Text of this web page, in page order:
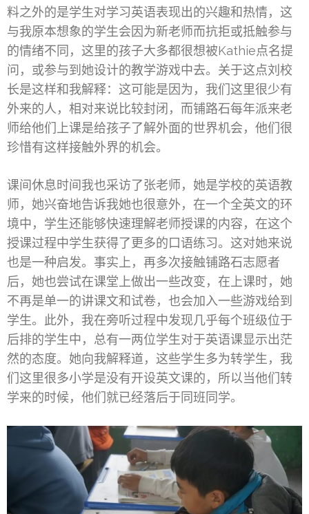
料之外的是学生对学习英语表现出的兴趣和热情，这
与我原本想象的学生会因为新老师而抗拒或抵触参与
的情绪不同，这里的孩子大多都很想被Kathie点名提
问，或参与到她设计的教学游戏中去。关于这点刘校
长是这样和我解释：这可能是因为，我们这里很少有
外来的人，相对来说比较封闭，而铺路石每年派来老
师给他们上课是给孩子了解外面的世界机会，他们很
珍惜有这样接触外界的机会。
课间休息时间我也采访了张老师，她是学校的英语教
师，她兴奋地告诉我她也很意外，在一个全英文的环
境中，学生还能够快速理解老师授课的内容，在这个
授课过程中学生获得了更多的口语练习。这对她来说
也是一种启发。事实上，再多次接触铺路石志愿者
后，她也尝试在课堂上做出一些改变，在上课时，她
不再是单一的讲课文和试卷，也会加入一些游戏给到
学生。此外，我在旁听过程中发现几乎每个班级位于
后排的学生中，总有一两位学生对于英语课显示出茫
然的态度。她向我解释道，这些学生多为转学生，我
们这里很多小学是没有开设英文课的，所以当他们转
学来的时候，他们就已经落后于同班同学。